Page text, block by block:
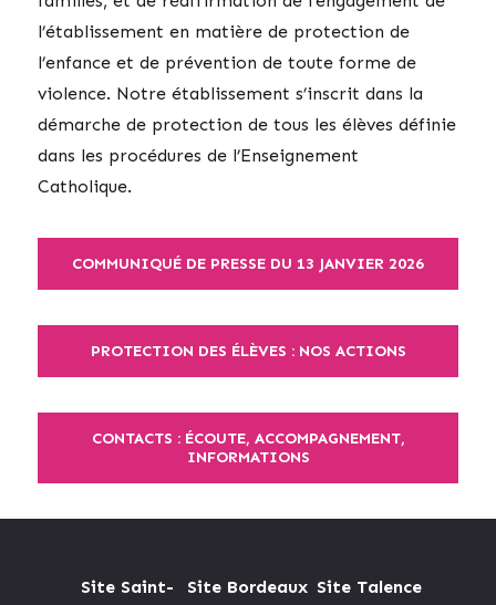
l’établissement en matière de protection de
l’enfance et de prévention de toute forme de
violence. Notre établissement s’inscrit dans la
démarche de protection de tous les élèves définie
dans les procédures de l’Enseignement
Catholique.
COMMUNIQUÉ DE PRESSE DU 13 JANVIER 2026
PROTECTION DES ÉLÈVES : NOS ACTIONS
CONTACTS : ÉCOUTE, ACCOMPAGNEMENT,
INFORMATIONS
Site Saint-
Site Bordeaux Site Talence